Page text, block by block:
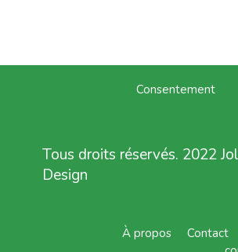
Consentement
Tous droits réservés. 2022
Design
À propos Contact